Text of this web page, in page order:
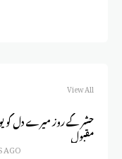
View All
حشر کے روز میرے دل کو
مقبول
AGO